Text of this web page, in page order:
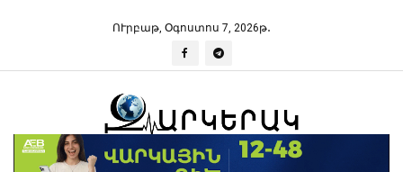
ՈՒրբաթ, Օգոստոս 7, 2026թ․